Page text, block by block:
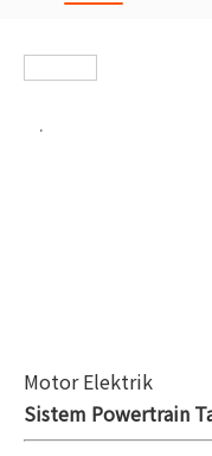
.
Sistem Powertrain